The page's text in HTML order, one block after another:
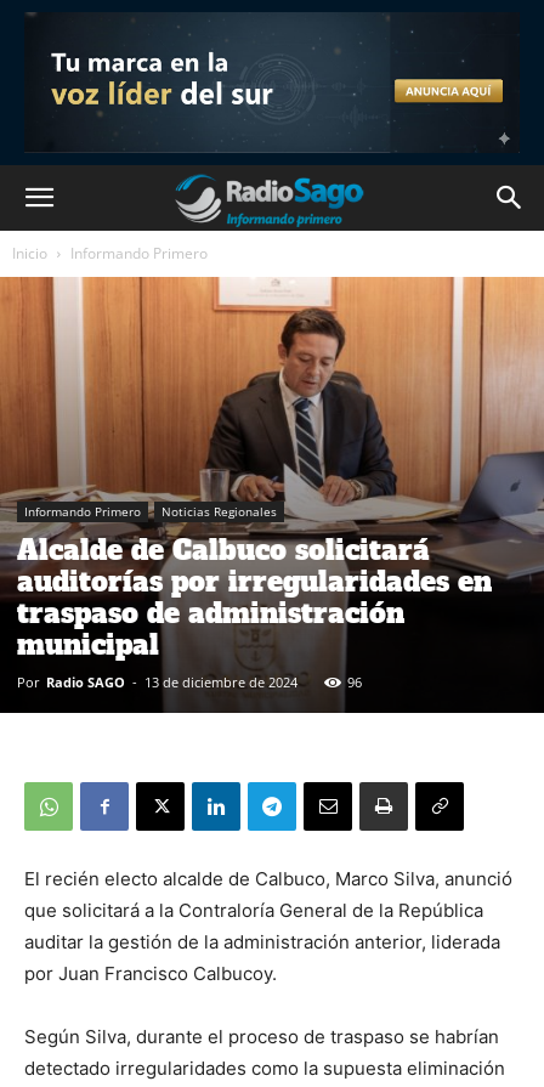
Inicio Informando Primero
Informando Primero Noticias Regionales
Alcalde de Calbuco solicitará
auditorías por irregularidades en
traspaso de administración
municipal
Por Radio SAGO - 13 de diciembre de 2024 96
El recién electo alcalde de Calbuco, Marco Silva, anunció
que solicitará a la Contraloría General de la República
auditar la gestión de la administración anterior, liderada
por Juan Francisco Calbucoy.
Según Silva, durante el proceso de traspaso se habrían
detectado irregularidades como la supuesta eliminación